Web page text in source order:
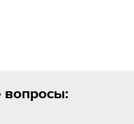
вопросы: